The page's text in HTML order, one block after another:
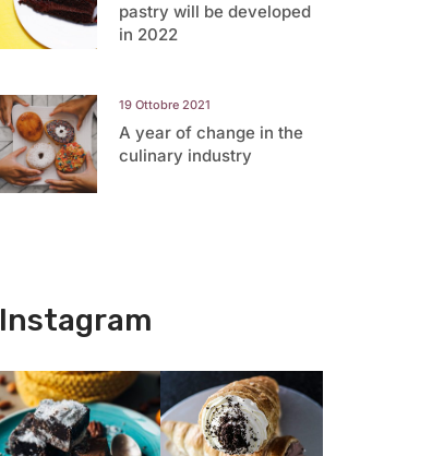
pastry will be developed
in 2022
19 Ottobre 2021
A year of change in the
culinary industry
Instagram